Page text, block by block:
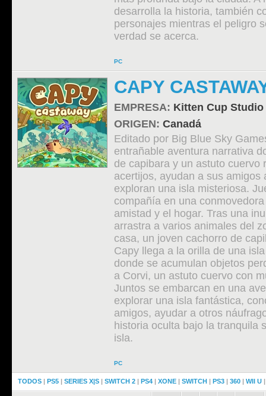
desarrolla la historia, también
personajes mientras el peligro
verdad se acerca.
PC
CAPY
EMPRESA: Kitten Cup Studio
ORIGEN: Canadá
Editado por Big Blue Sky
entrañable aventura narrativa
de capibara y un astuto cuervo
acertijos, ayudan a sus amigos
exploran una isla misteriosa.
compañía en una
amistad y el hogar. Tras una
arrastra a varios animales del
casa, un joven cachorro de
Capy llega a la orilla de una
donde se acumulan objetos
a Corvi, un astuto cuervo con
Juntos se embarcan en una
explorar una isla fantástica,
amigos, ayudar a otros
historia oculta bajo la tranquila
isla.
PC
TODOS | PS5 | SERIES X|S | SWITCH 2 | PS4 | XONE | SWITCH | PS3 | 360 | WII U